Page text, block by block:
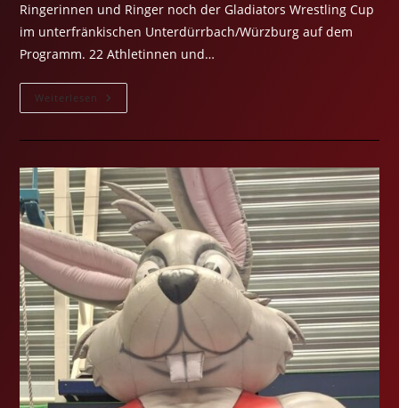
Ringerinnen und Ringer noch der Gladiators Wrestling Cup
im unterfränkischen Unterdürrbach/Würzburg auf dem
Programm. 22 Athletinnen und…
Weiterlesen Kompakte
Mannschaftsleistung